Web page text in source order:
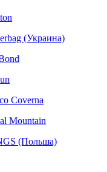
(Украина)
Coverna
Mountain
(Польша)